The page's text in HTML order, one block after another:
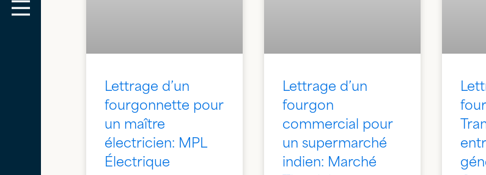
Lettrage d’un
fourgonnette pour
un maître
électricien: MPL
Électrique
Lettrage d’un
fourgon
commercial pour
un supermarché
indien: Marché